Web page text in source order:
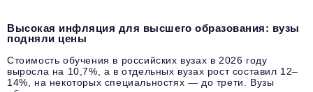
Высокая инфляция для высшего образования: вузы
подняли цены
Стоимость обучения в российских вузах в 2026 году
выросла на 10,7%, а в отдельных вузах рост составил 12–
14%, на некоторых специальностях — до трети. Вузы